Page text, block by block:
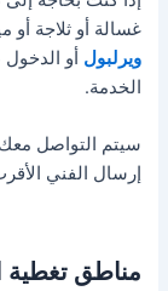
غسالة أو ثلاجة أو
ويرلبول أو
الخدمة.
سيتم التواصل
إرسال الفني
مناطق تغطية